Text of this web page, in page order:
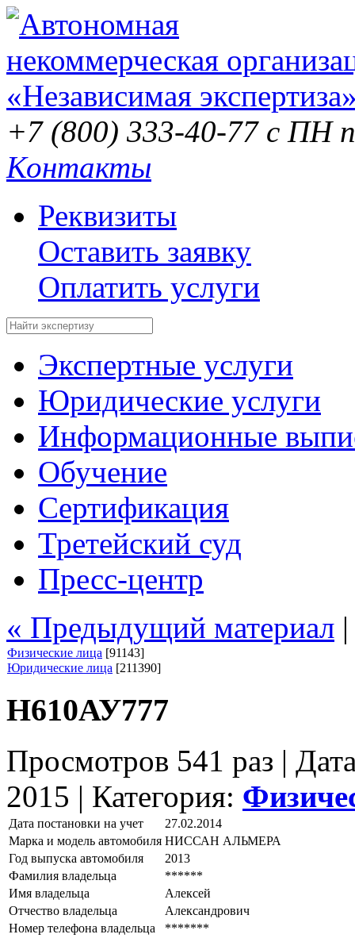
+7 (800) 333-40-77 с ПН
Контакты
Реквизиты
Оставить заявку
Оплатить услуги
Экспертные услуги
Юридические услуги
Информационные
Обучение
Сертификация
Третейский суд
Пресс-центр
« Предыдущий материал
Физические лица [91143]
Юридические лица [211390]
Н610АУ777
Просмотров 541 раз |
2015 | Категория:
Дата постановки на учет
27.02.2014
Марка и модель автомобиля НИССАН АЛЬМЕРА
Год выпуска автомобиля
2013
Фамилия владельца
******
Имя владельца
Алексей
Отчество владельца
Александрович
Номер телефона владельца
*******